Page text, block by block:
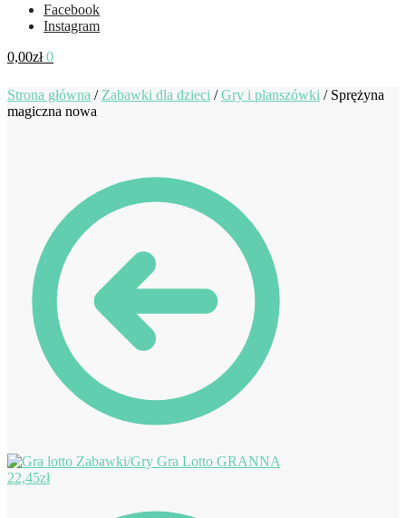
Facebook
Instagram
0,00zł 0
Strona główna / Zabawki dla dzieci /Gry i planszówki / Sprężyna
magiczna nowa
Gra Lotto GRANNA
22,45zł